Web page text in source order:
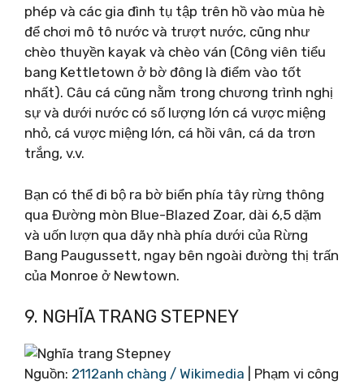
phép và các gia đình tụ tập trên hồ vào mùa hè
để chơi mô tô nước và trượt nước, cũng như
chèo thuyền kayak và chèo ván (Công viên tiểu
bang Kettletown ở bờ đông là điểm vào tốt
nhất). Câu cá cũng nằm trong chương trình nghị
sự và dưới nước có số lượng lớn cá vược miệng
nhỏ, cá vược miệng lớn, cá hồi vân, cá da trơn
trắng, v.v.
Bạn có thể đi bộ ra bờ biển phía tây rừng thông
qua Đường mòn Blue-Blazed Zoar, dài 6,5 dặm
và uốn lượn qua dãy nhà phía dưới của Rừng
Bang Paugussett, ngay bên ngoài đường thị trấn
của Monroe ở Newtown.
9. NGHĨA TRANG STEPNEY
Nguồn: 2112anh chàng / Wikimedia | Phạm vi công